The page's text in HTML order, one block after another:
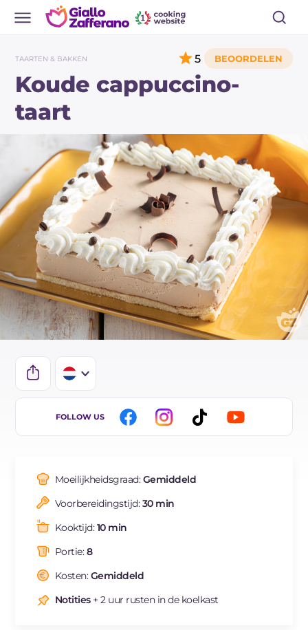
TAARTEN & BAKKEN
Koude cappuccino-
taart
5
IT
ES
FR
BR
FOLLOW US
Moeilijkheidsgraad:Gemiddeld
Voorbereidingstijd:30 min
Kooktijd:10 min
Portie:8
Kosten:Gemiddeld
Notities+ 2 uur rusten in de koelkast